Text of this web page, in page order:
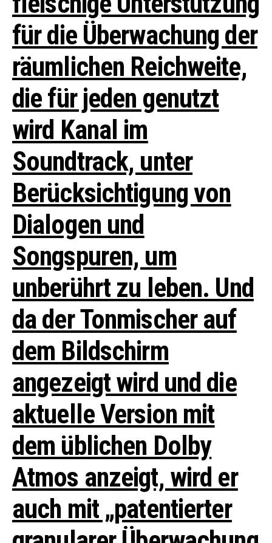
für die Überwachung der
räumlichen Reichweite,
die für jeden genutzt
wird Kanal im
Soundtrack, unter
Berücksichtigung von
Dialogen und
Songspuren, um
unberührt zu leben. Und
da der Tonmischer auf
dem Bildschirm
angezeigt wird und die
aktuelle Version mit
dem üblichen Dolby
Atmos anzeigt, wird er
auch mit „patentierter